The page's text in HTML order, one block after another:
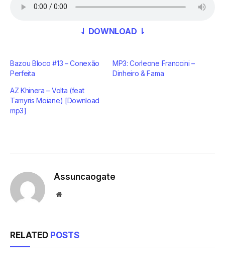
⇃ DOWNLOAD ⇂
Bazou Bloco #13 – Conexão
Perfeita
MP3: Corleone Franccini –
Dinheiro & Fama
AZ Khinera – Volta (feat
Tamyris Moiane) [Download
mp3]
Assuncaogate
Website
RELATED POSTS